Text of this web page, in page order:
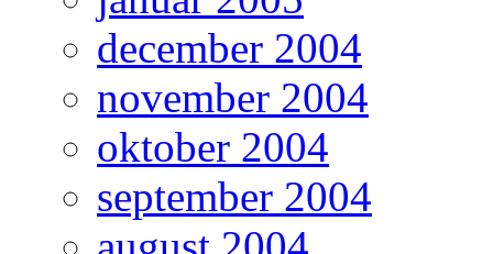
december 2004
november 2004
oktober 2004
september 2004